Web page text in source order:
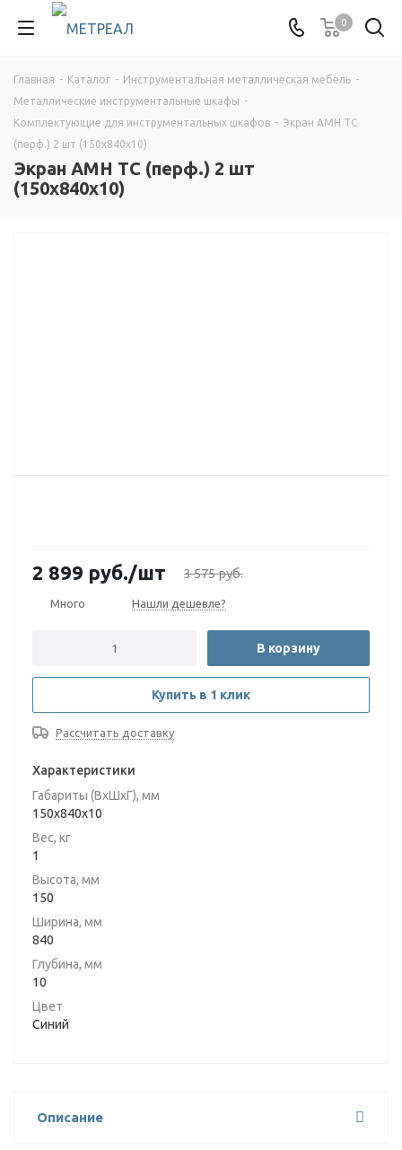
0
Главная - Каталог - Инструментальная металлическая мебель -
Металлические инструментальные шкафы -
Комплектующие для инструментальных шкафов - Экран AMH TC
(перф.) 2 шт (150x840x10)
Экран AMH TC (перф.) 2 шт
(150x840x10)
2 899 руб./шт 3 575руб.
Много Нашли дешевле?
В корзину
Купить в 1 клик
Рассчитать доставку
Характеристики
Габариты (ВxШxГ), мм
150x840x10
Вес, кг
1
Высота, мм
150
Ширина, мм
840
Глубина, мм
10
Цвет
Синий
Описание